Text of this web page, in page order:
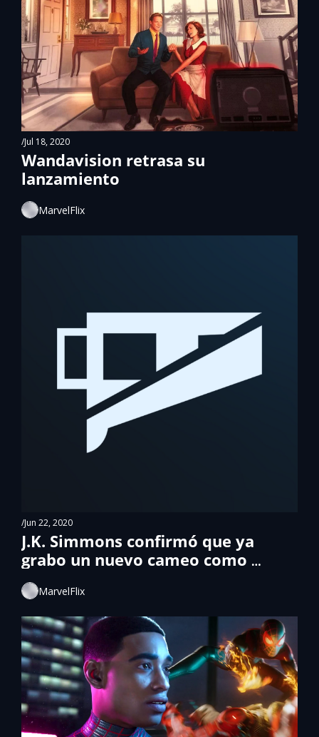
/Jul 18, 2020
Wandavision retrasa su
lanzamiento
MarvelFlix
/Jun 22, 2020
J.K. Simmons confirmó que ya
grabo un nuevo cameo como
Jameson
MarvelFlix